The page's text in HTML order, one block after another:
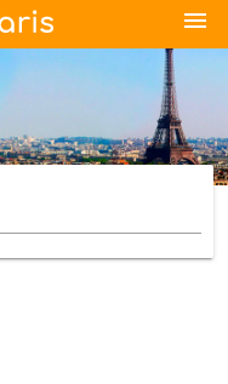
menu